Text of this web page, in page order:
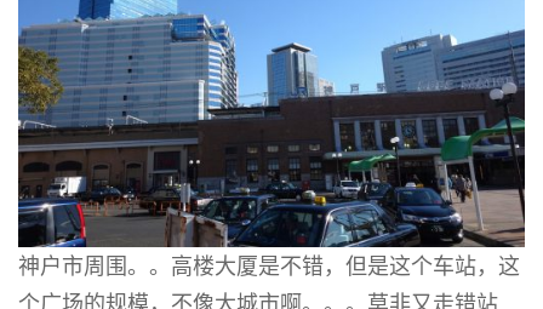
神户市周围。。高楼大厦是不错，但是这个车站，这